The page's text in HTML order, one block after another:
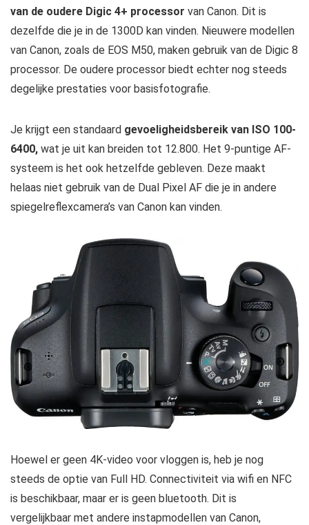
van de oudere Digic 4+ processor van Canon. Dit is
dezelfde die je in de 1300D kan vinden. Nieuwere modellen
van Canon, zoals de EOS M50, maken gebruik van de Digic 8
processor. De oudere processor biedt echter nog steeds
degelijke prestaties voor basisfotografie.
Je krijgt een standaard gevoeligheidsbereik van ISO 100-
6400, wat je uit kan breiden tot 12.800. Het 9-puntige AF-
systeem is het ook hetzelfde gebleven. Deze maakt
helaas niet gebruik van de Dual Pixel AF die je in andere
spiegelreflexcamera’s van Canon kan vinden.
Hoewel er geen 4K-video voor vloggen is, heb je nog
steeds de optie van Full HD. Connectiviteit via wifi en NFC
is beschikbaar, maar er is geen bluetooth. Dit is
vergelijkbaar met andere instapmodellen van Canon,